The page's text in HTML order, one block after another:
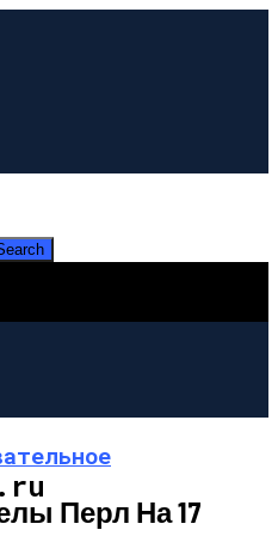
Перл На 17